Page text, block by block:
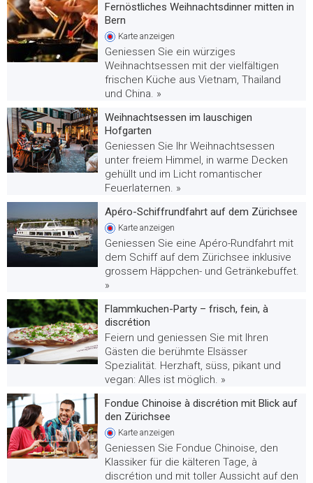
Fernöstliches Weihnachtsdinner mitten in
Bern
Karte anzeigen
Geniessen Sie ein würziges
Weihnachtsessen mit der vielfältigen
frischen Küche aus Vietnam, Thailand
und China. »
Weihnachtsessen im lauschigen
Hofgarten
Geniessen Sie Ihr Weihnachtsessen
unter freiem Himmel, in warme Decken
gehüllt und im Licht romantischer
Feuerlaternen. »
Apéro-Schiffrundfahrt auf dem Zürichsee
Karte anzeigen
Geniessen Sie eine Apéro-Rundfahrt mit
dem Schiff auf dem Zürichsee inklusive
grossem Häppchen- und Getränkebuffet.
»
Flammkuchen-Party – frisch, fein, à
discrétion
Feiern und geniessen Sie mit Ihren
Gästen die berühmte Elsässer
Spezialität. Herzhaft, süss, pikant und
vegan: Alles ist möglich. »
Fondue Chinoise à discrétion mit Blick auf
den Zürichsee
Karte anzeigen
Geniessen Sie Fondue Chinoise, den
Klassiker für die kälteren Tage, à
discrétion und mit toller Aussicht auf den